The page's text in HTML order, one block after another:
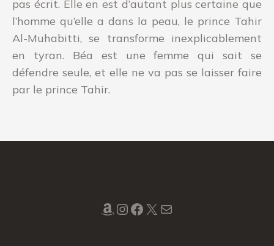
pas écrit. Elle en est d’autant plus certaine que
l’homme qu’elle a dans la peau, le prince Tahir
Al-Muhabitti, se transforme inexplicablement
en tyran. Béa est une femme qui sait se
défendre seule, et elle ne va pas se laisser faire
par le prince Tahir.
Amazon
Instagram
Facebook
X Mail